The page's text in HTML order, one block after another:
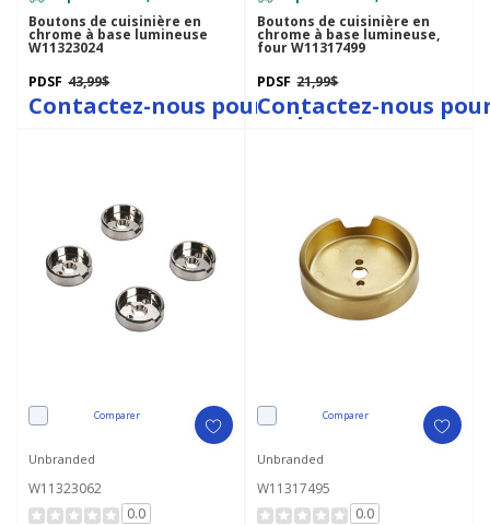
Boutons de cuisinière en
chrome à base lumineuse
W11323024
PDSF 43,99$
Contactez-nous pour le prix
Boutons de cuisinière en
chrome à base lumineuse,
four W11317499
PDSF 21,99$
Contactez-nous
Comparer
Unbranded
W11323062
0.0
Comparer
Unbranded
W11317495
0.0